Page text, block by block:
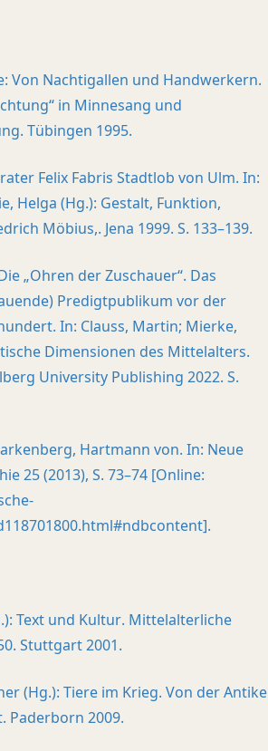
Von Nachtigallen und Handwerkern.
in Minnesang und
Tübingen 1995.
Felix Fabris Stadtlob von Ulm. In:
Helga (Hg.): Gestalt, Funktion,
Möbius,. Jena 1999. S. 133–139.
„Ohren der Zuschauer“. Das
Predigtpublikum vor der
In: Clauss, Martin; Mierke,
Dimensionen des Mittelalters.
University Publishing 2022. S.
Hartmann von. In: Neue
25 (2013), S. 73–74 [Online:
Text und Kultur. Mittelalterliche
Stuttgart 2001.
(Hg.): Tiere im Krieg. Von der Antike
Paderborn 2009.